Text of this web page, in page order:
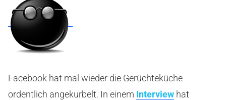
Facebook hat mal wieder die Gerüchteküche
ordentlich angekurbelt. In einem Interview hat